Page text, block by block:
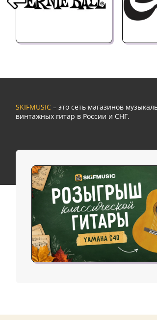
SKIFMUSIC – это сеть магазинов
винтажных гитар в России и СНГ.